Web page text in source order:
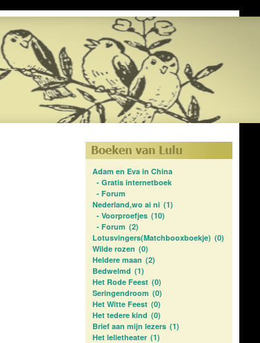
Adam en Eva in China
- Gratis internetboek
- Forum
Nederland,wo ai ni (1)
- Voorproefjes (10)
- Forum (2)
Lotusvingers(Matchbooxboekje) (0)
Wilde rozen (0)
Heldere maan (2)
Bedwelmd (1)
Het Rode Feest (0)
Seringendroom (0)
Het Witte Feest (0)
Het tedere kind (0)
Brief aan mijn lezers (1)
Het lelietheater (1)